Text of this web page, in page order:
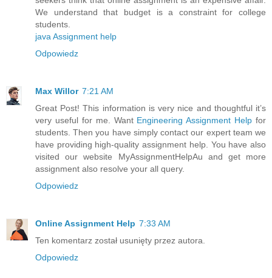
We understand that budget is a constraint for college
students.
java Assignment help
Odpowiedz
Max Willor 7:21 AM
Great Post! This information is very nice and thoughtful it’s
very useful for me. Want Engineering Assignment Help for
students. Then you have simply contact our expert team we
have providing high-quality assignment help. You have also
visited our website MyAssignmentHelpAu and get more
assignment also resolve your all query.
Odpowiedz
Online Assignment Help 7:33 AM
Ten komentarz został usunięty przez autora.
Odpowiedz